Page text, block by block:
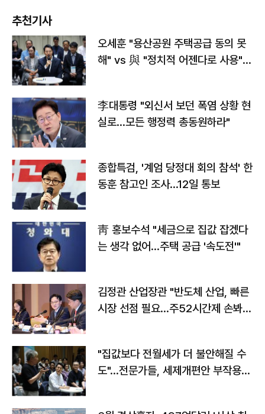
추천기사
오세훈 "용산공원 주택공급 동의 못
해" vs 與 "정치적 어젠다로 사용"
李대통령 "외신서 보던 폭염 상황 현
실로…모든 행정력 총동원하라"
종합특검, '계엄 당정대 회의 참석' 한
동훈 참고인 조사...12일 통보
靑 홍보수석 "세금으로 집값 잡겠다
는 생각 없어…주택 공급 '속도전'"
김정관 산업장관 "반도체 산업, 빠른
시장 선점 필요…주52시간제 손봐
"집값보다 전월세가 더 불안해질 수
도"…전문가들, 세제개편안 부작용